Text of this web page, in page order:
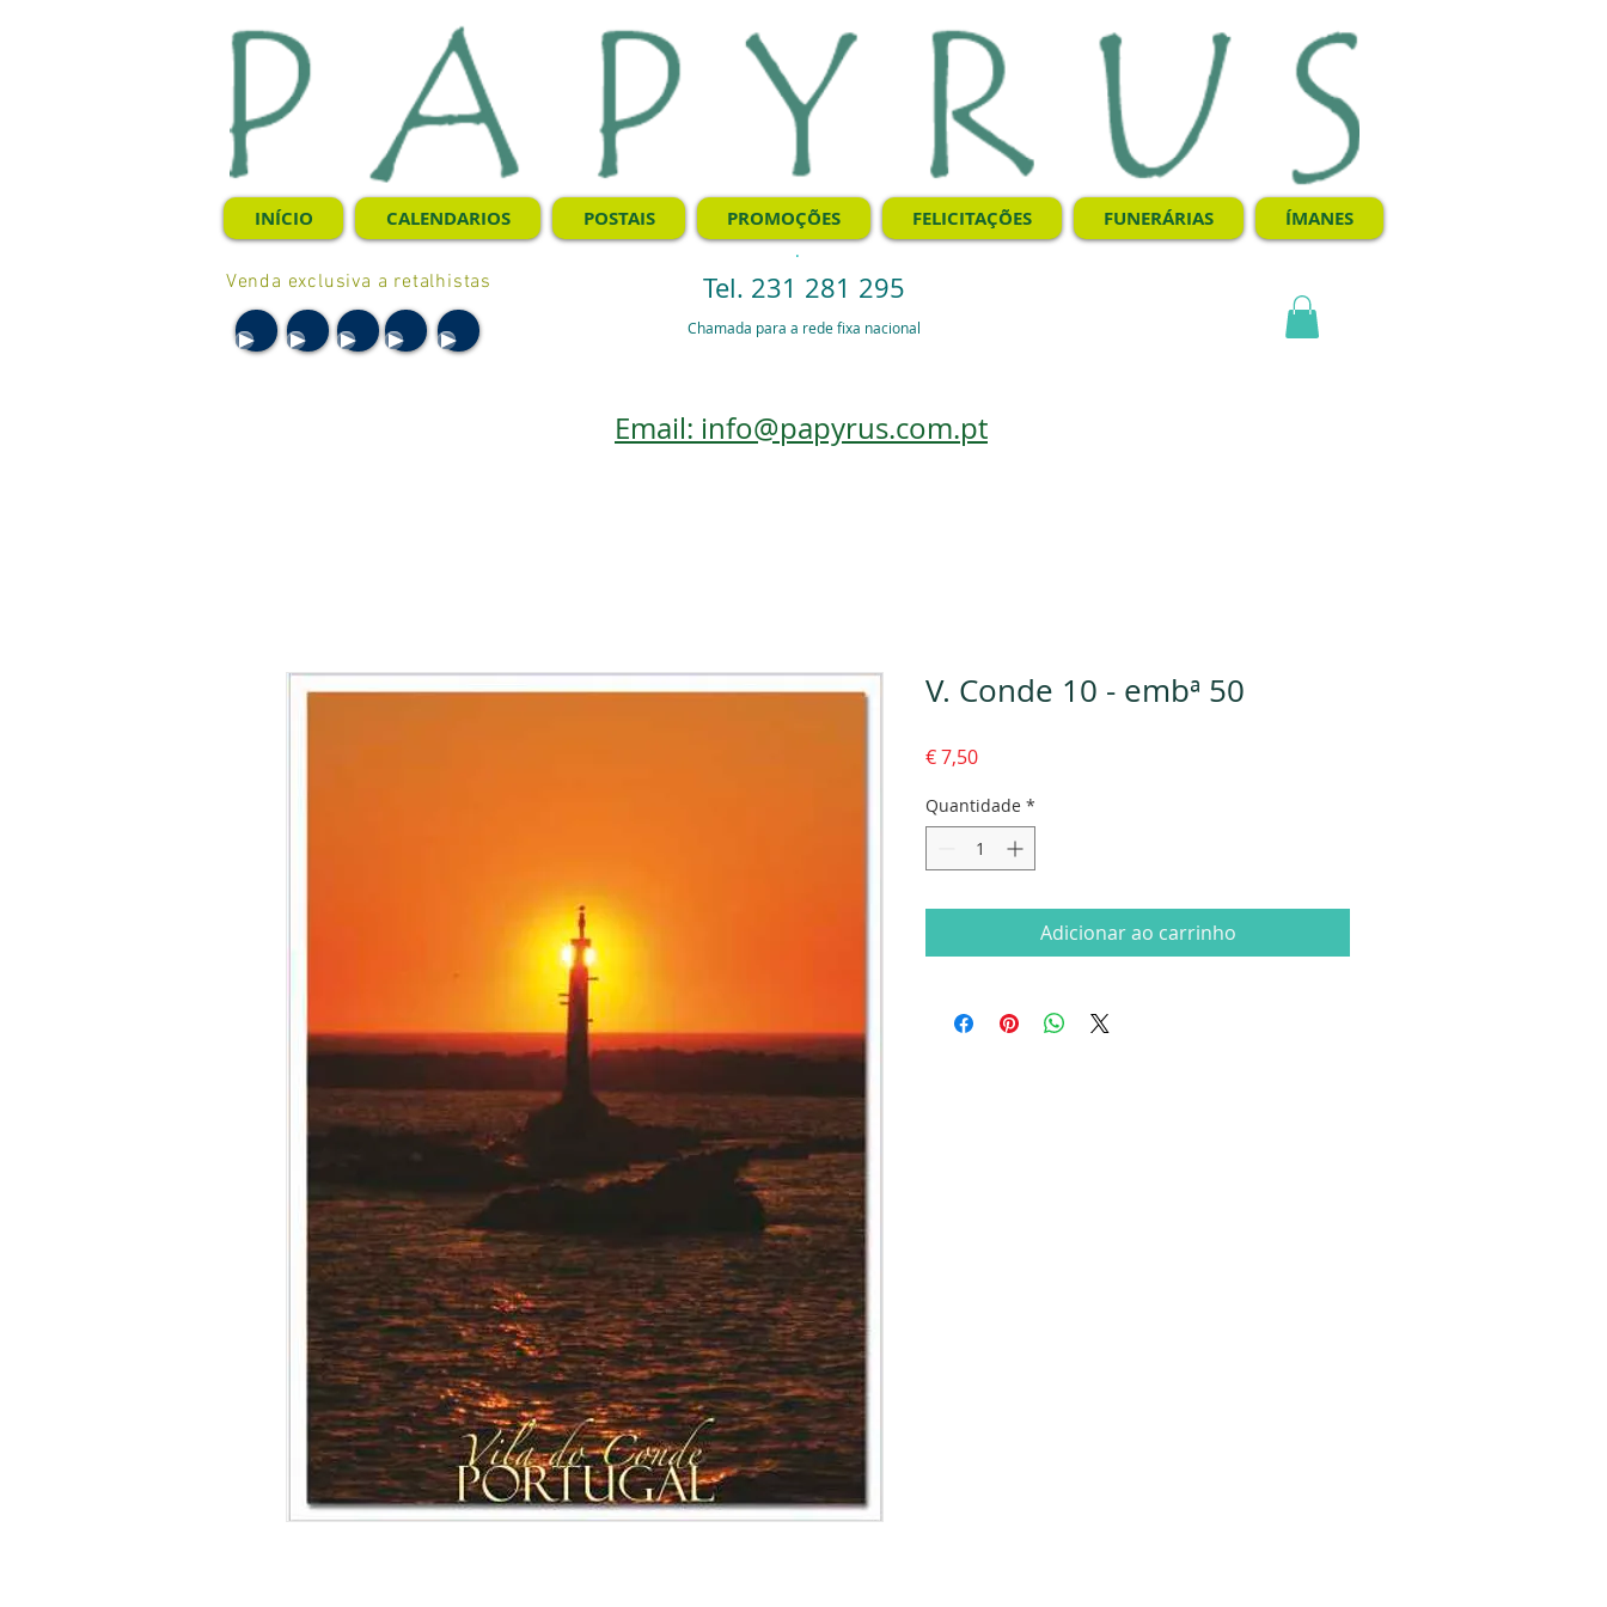
INÍCIO CALENDARIOS POSTAIS PROMOÇÕES FELICITAÇÕES FUNERÁRIAS ÍMANES
.
Venda exclusiva a retalhistas Tel. 231 281 295
Chamada para a rede fixa nacional
Email: info@papyrus.com.pt
V. Conde 10 - embª 50
€ 7,50Preço
Quantidade *
Adicionar ao carrinho